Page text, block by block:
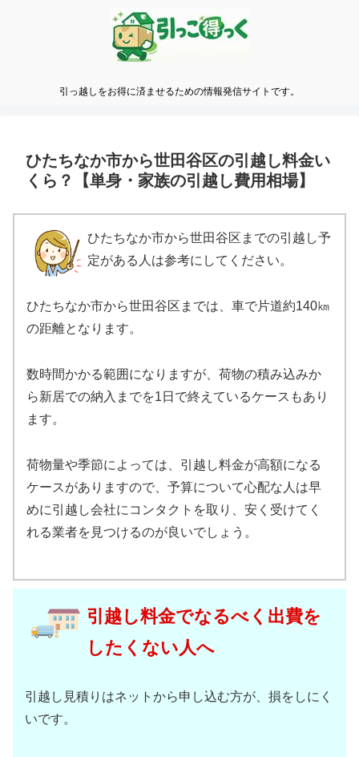
引っ越しをお得に済ませるための情報発信サイトです。
ひたちなか市から世田谷区の引越し料金い
くら？【単身・家族の引越し費用相場】
ひたちなか市から世田谷区までの引越し予
定がある人は参考にしてください。
ひたちなか市から世田谷区までは、車で片道約140㎞
の距離となります。
数時間かかる範囲になりますが、荷物の積み込みか
ら新居での納入までを1日で終えているケースもあり
ます。
荷物量や季節によっては、引越し料金が高額になる
ケースがありますので、予算について心配な人は早
めに引越し会社にコンタクトを取り、安く受けてく
れる業者を見つけるのが良いでしょう。
引越し料金でなるべく出費を
したくない人へ
引越し見積りはネットから申し込む方が、損をしにく
いです。